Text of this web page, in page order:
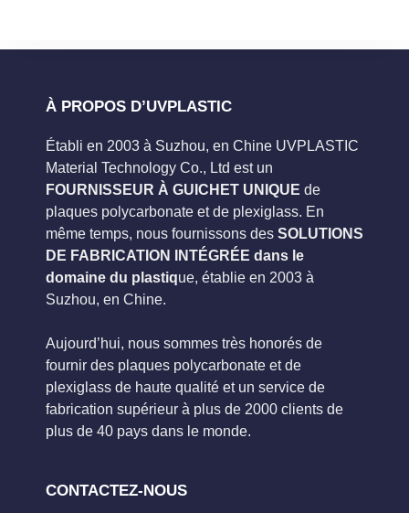
À PROPOS D’UVPLASTIC
Établi en 2003 à Suzhou, en Chine UVPLASTIC
Material Technology Co., Ltd est un
FOURNISSEUR À GUICHET UNIQUE de
plaques polycarbonate et de plexiglass. En
même temps, nous fournissons des SOLUTIONS
DE FABRICATION INTÉGRÉE dans le
domaine du plastique, établie en 2003 à
Suzhou, en Chine.
Aujourd’hui, nous sommes très honorés de
fournir des plaques polycarbonate et de
plexiglass de haute qualité et un service de
fabrication supérieur à plus de 2000 clients de
plus de 40 pays dans le monde.
CONTACTEZ-NOUS